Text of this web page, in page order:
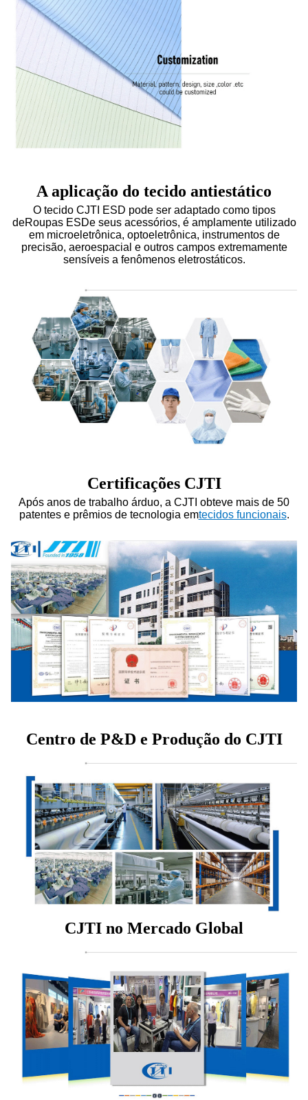
A aplicação do tecido antiestático
O tecido CJTI ESD pode ser adaptado como tipos
deRoupas ESDe seus acessórios, é amplamente utilizado
em microeletrônica, optoeletrônica, instrumentos de
precisão, aeroespacial e outros campos extremamente
sensíveis a fenômenos eletrostáticos.
Certificações CJTI
Após anos de trabalho árduo, a CJTI obteve mais de 50
patentes e prêmios de tecnologia emtecidos funcionais.
Centro de P&D e Produção do CJTI
CJTI no Mercado Global